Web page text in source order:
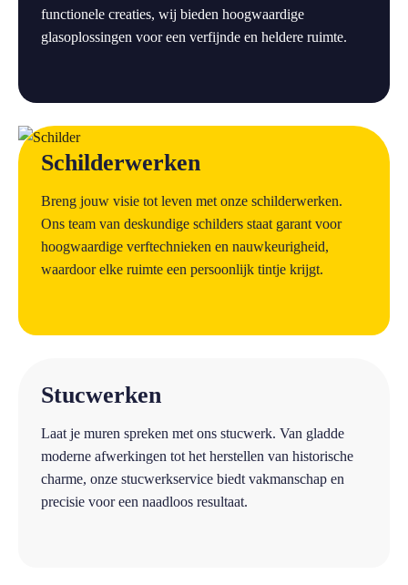
functionele creaties, wij bieden hoogwaardige
glasoplossingen voor een verfijnde en heldere ruimte.
Schilderwerken
Breng jouw visie tot leven met onze schilderwerken.
Ons team van deskundige schilders staat garant voor
hoogwaardige verftechnieken en nauwkeurigheid,
waardoor elke ruimte een persoonlijk tintje krijgt.
a
Stucwerken
Laat je muren spreken met ons stucwerk. Van gladde
moderne afwerkingen tot het herstellen van historische
charme, onze stucwerkservice biedt vakmanschap en
precisie voor een naadloos resultaat.